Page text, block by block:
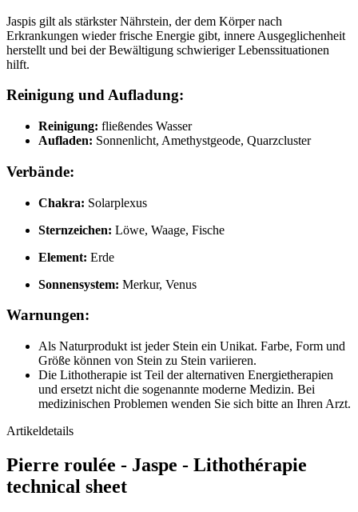
Jaspis gilt als stärkster Nährstein, der dem Körper nach
Erkrankungen wieder frische Energie gibt, innere Ausgeglichenheit
herstellt und bei der Bewältigung schwieriger Lebenssituationen
hilft.
Reinigung und Aufladung:
Reinigung: fließendes Wasser
Aufladen: Sonnenlicht, Amethystgeode, Quarzcluster
Verbände:
Chakra: Solarplexus
Sternzeichen: Löwe, Waage, Fische
Element: Erde
Sonnensystem: Merkur, Venus
Warnungen:
Als Naturprodukt ist jeder Stein ein Unikat. Farbe, Form und
Größe können von Stein zu Stein variieren.
Die Lithotherapie ist Teil der alternativen Energietherapien
und ersetzt nicht die sogenannte moderne Medizin. Bei
medizinischen Problemen wenden Sie sich bitte an Ihren Arzt.
Artikeldetails
Pierre roulée - Jaspe - Lithothérapie
technical sheet